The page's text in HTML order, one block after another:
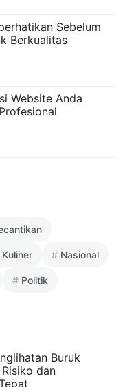
Sebelum
Berkualitas
Website Anda
Kuliner Nasional
Politik
Buruk
dan